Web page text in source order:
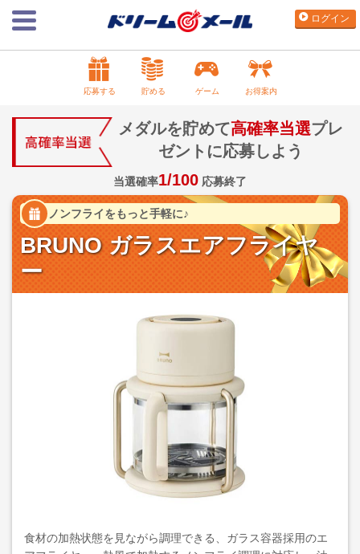
ログイン
応募する 貯める ゲーム お得案内
メダルを貯めて高確率当選プレ
ゼントに応募しよう
当選確率1/100 応募終了
ノンフライをもっと手軽に♪
BRUNO ガラスエアフライヤ
ー
食材の加熱状態を見ながら調理できる、ガラス容器採用のエ